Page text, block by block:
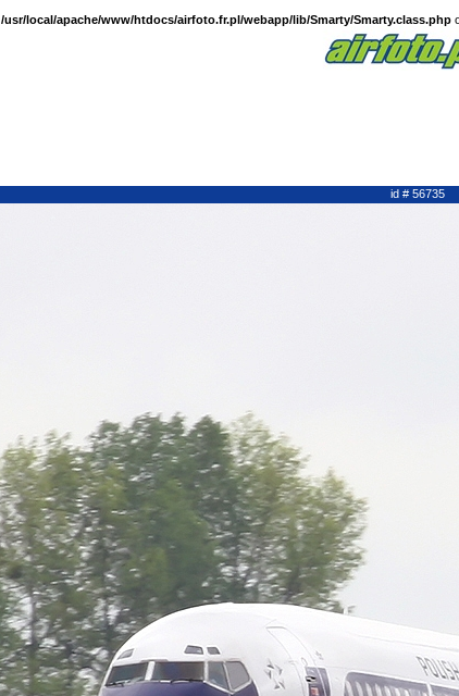
/usr/local/apache/www/htdocs/airfoto.fr.pl/webapp/lib/Smarty/Smarty.class.php
id # 56735